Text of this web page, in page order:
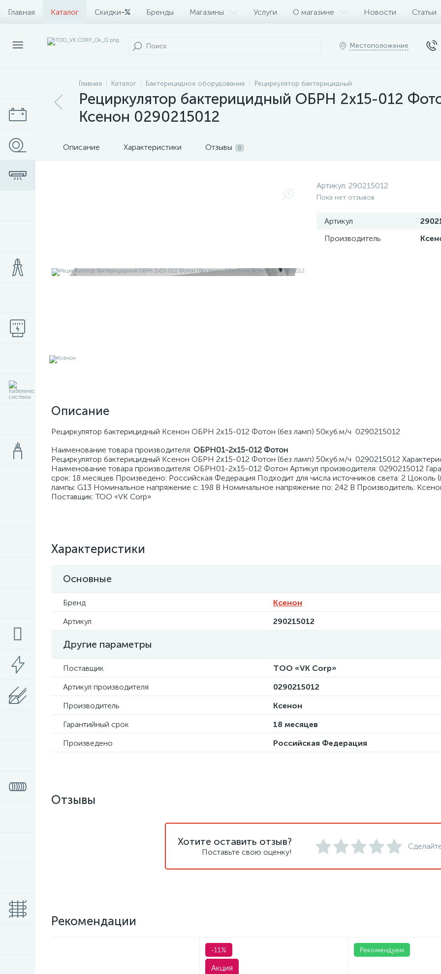
Главная Каталог Скидки-% Бренды Магазины Услуги О магазине Новости Статьи
Местоположение
Главная Каталог Бактерицидное оборудование Рециркулятор бактерицидный
Рециркулятор бактерицидный ОБРН 2х15-012
Ксенон 0290215012
Описание Характеристики Отзывы 0
Артикул: 290215012
Пока нет отзывов
Артикул
Производитель
Описание
Рециркулятор бактерицидный Ксенон ОБРН 2х15-012 Фотон (без ламп) 50куб.м/ч 0290215012
Наименование товара производителя: ОБРН01-2х15-012 Фотон
Рециркулятор бактерицидный Ксенон ОБРН 2х15-012 Фотон (без ламп) 50куб.м/ч 0290215012
Наименование товара производителя: ОБРН01-2х15-012 Фотон Артикул производителя: 0290215012
срок: 18 месяцев Произведено: Российская Федерация Подходит для числа источников света: 2 Цоколь
лампы: G13 Номинальное напряжение с: 198 В Номинальное напряжение по: 242 В Производитель:
Поставщик: ТОО «VK Corp»
Характеристики
Основные
Бренд
Ксенон
Артикул
290215012
Другие параметры
Поставщик
ТОО «VK Corp»
Артикул производителя
0290215012
Производитель
Ксенон
Гарантийный срок
18 месяцев
Произведено
Российская Федерация
Отзывы
Хотите оставить отзыв?
Поставьте свою оценку!
Рекомендации
-11%
Акция
Рекомендуем